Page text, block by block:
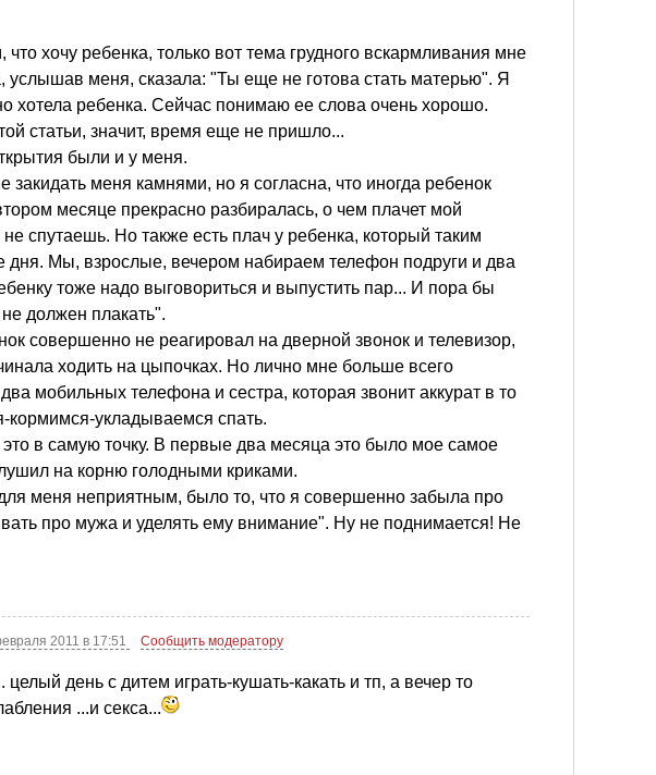
хочу ребенка, только вот тема грудного вскармливания мне
меня, сказала: "Ты еще не готова стать матерью". Я
хотела ребенка. Сейчас понимаю ее слова очень хорошо.
статьи, значит, время еще не пришло...
были и у меня.
меня камнями, но я согласна, что иногда ребенок
месяце прекрасно разбиралась, о чем плачет мой
спутаешь. Но также есть плач у ребенка, который таким
дня. Мы, взрослые, вечером набираем телефон подруги и два
тоже надо выговориться и выпустить пар... И пора бы
должен плакать".
совершенно не реагировал на дверной звонок и телевизор,
ходить на цыпочках. Но лично мне больше всего
мобильных телефона и сестра, которая звонит аккурат в то
кормимся-укладываемся спать.
в самую точку. В первые два месяца это было мое самое
на корню голодными криками.
меня неприятным, было то, что я совершенно забыла про
про мужа и уделять ему внимание". Ну не поднимается! Не
2011 в 17:51 Сообщить модератору
целый день с дитем играть-кушать-какать и тп, а вечер то
...и секса...